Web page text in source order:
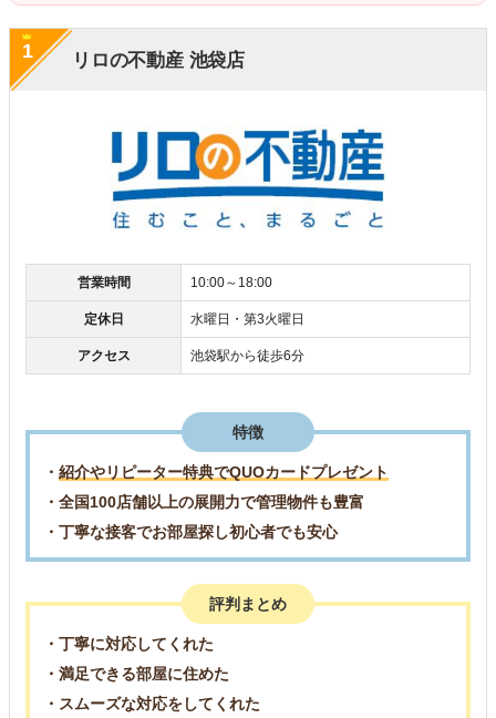
リロの不動産 池袋店
1
営業時間 10:00～18:00
定休日 水曜日・第3火曜日
アクセス 池袋駅から徒歩6分
特徴
・ 紹介やリピーター特典でQUOカードプレゼント
・全国100店舗以上の展開力で管理物件も豊富
・丁寧な接客でお部屋探し初心者でも安心
評判まとめ
・丁寧に対応してくれた
・満足できる部屋に住めた
・スムーズな対応をしてくれた